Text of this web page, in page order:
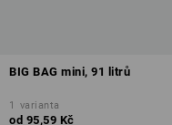
BIG BAG mini, 91 litrů
1 varianta
od 95,59 Kč